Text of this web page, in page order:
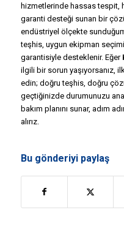
hizmetlerinde hassas tespit,
garanti desteği sunan bir
endüstriyel ölçekte
teşhis, uygun ekipman
garantisiyle desteklenir. Eğer
ilgili bir sorun yaşıyorsanız,
edin; doğru teşhis, doğru
geçtiğinizde durumunuzu
bakım planını sunar, adım
alırız.
Bu gönderiyi paylaş